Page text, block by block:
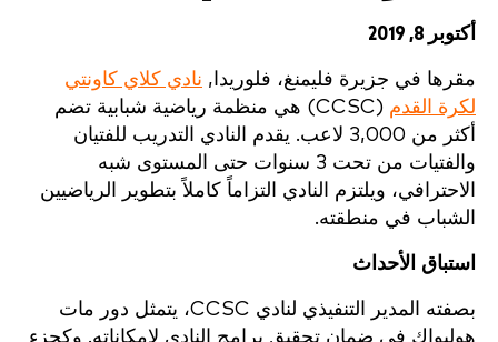
أكتوبر 8, 2019
مقرها في جزيرة فليمنغ، فلوريدا, نادي كلاي كاونتي
لكرة القدم
(CCSC) هي منظمة رياضية شبابية تضم
أكثر من 3,000 لاعب. يقدم النادي التدريب للفتيان
والفتيات من تحت 3 سنوات حتى المستوى شبه
الاحترافي، ويلتزم النادي التزاماً كاملاً بتطوير الرياضيين
الشباب في منطقته.
استباق الأحداث
بصفته المدير التنفيذي لنادي CCSC، يتمثل دور مات
هوليواك في ضمان تحقيق برامج النادي لإمكاناته. وكجزء